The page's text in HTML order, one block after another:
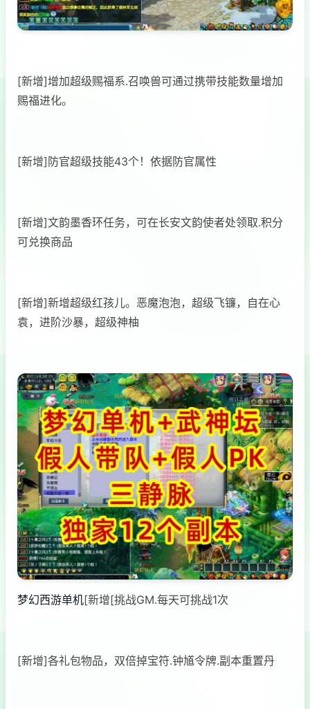
[新增]增加超级赐福系.召唤兽可通过携带技能数量增加
赐福进化。
[新增]防官超级技能43个！依据防官属性
[新增]文韵墨香环任务，可在长安文韵使者处领取.积分
可兑换商品
[新增]新增超级红孩儿。恶魔泡泡，超级飞镰，自在心
袁，进阶沙暴，超级神柚
梦幻西游单机[新增[挑战GM.每天可挑战1次
[新增]各礼包物品，双倍掉宝符.钟馗令牌.副本重置丹